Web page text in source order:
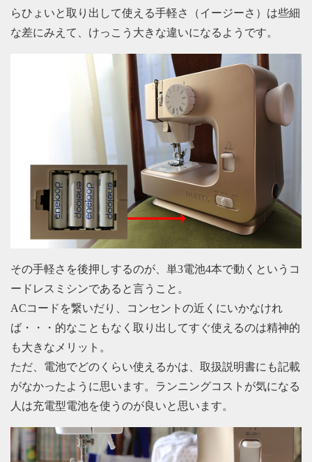
らひょいと取り出して使える手軽さ（イージーさ）は些細
な差にみえて、けっこう大きな違いになるようです。
その手軽さを後押しするのが、単3電池4本で動くというコ
ードレスミシンであると言うこと。
ACコードを繋いだり、コンセントの近くにいかなけれ
ば・・・的なこともなく取り出してすぐ使えるのは精神的
も大きなメリット。
ただ、電池でどのくらい使えるかは、取扱説明書にも記載
がなかったように思います。ランニングコストが気になる
人は充電型電池を使うのが良いと思います。